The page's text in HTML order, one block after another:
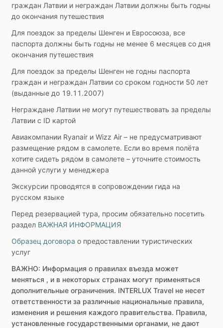
граждан Латвии и неграждан Латвии должны быть годны
до окончания путешествия
Для поездок за пределы Шенген и Евросоюза, все
паспорта должны быть годны не менее 6 месяцев со дня
окончания путешествия
Для поездок за пределы Шенген не годны паспорта
граждан и неграждан Латвии со сроком годности 50 лет
(выданные до 19.11.2007)
Неграждане Латвии не могут путешествовать за пределы
Латвии с ID картой
Авиакомпании Ryanair и Wizz Air – не предусматривают
размещение рядом в самолете. Если во время полёта
хотите сидеть рядом в самолете – уточните стоимость
данной услуги у менеджера
Экскурсии проводятся в сопровождении гида на
русском языке
Перед резервацией тура, просим обязательно посетить
раздел ВАЖНАЯ ИНФОРМАЦИЯ
Образец договора о предоставлении туристических
услуг
ВАЖНО: Информация о правилах въезда может
меняться , и в некоторых странах могут применяться
дополнительные ограничения. INTERLUX Travel не несет
ответственности за различные национальные правила,
изменения и решения каждого правительства. Правила,
установленные государственными органами, не дают